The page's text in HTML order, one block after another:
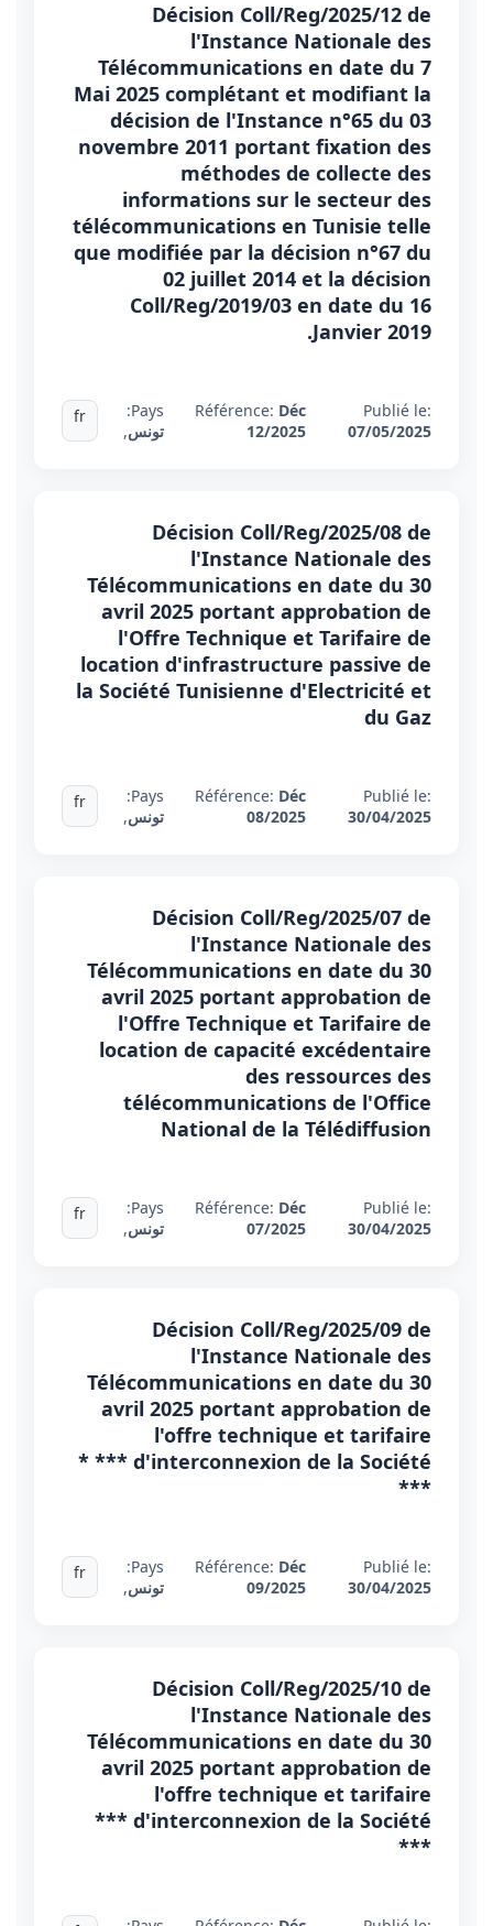
Décision Coll/Reg/2025/12 de
l'Instance Nationale des
Télécommunications en date du 7
Mai 2025 complétant et modifiant la
décision de l'Instance n°65 du 03
novembre 2011 portant fixation des
méthodes de collecte des
informations sur le secteur des
télécommunications en Tunisie telle
que modifiée par la décision n°67 du
02 juillet 2014 et la décision
Coll/Reg/2019/03 en date du 16
Janvier 2019.
Publié le:
07/05/2025
Référence: Déc
12/2025
Pays:
تونس,
fr
Décision Coll/Reg/2025/08 de
l'Instance Nationale des
Télécommunications en date du 30
avril 2025 portant approbation de
l'Offre Technique et Tarifaire de
location d'infrastructure passive de
la Société Tunisienne d'Electricité et
du Gaz
Publié le:
30/04/2025
Référence: Déc
08/2025
Pays:
تونس,
fr
Décision Coll/Reg/2025/07 de
l'Instance Nationale des
Télécommunications en date du 30
avril 2025 portant approbation de
l'Offre Technique et Tarifaire de
location de capacité excédentaire
des ressources des
télécommunications de l'Office
National de la Télédiffusion
Publié le:
30/04/2025
Référence: Déc
07/2025
Pays:
تونس,
fr
Décision Coll/Reg/2025/09 de
l'Instance Nationale des
Télécommunications en date du 30
avril 2025 portant approbation de
l'offre technique et tarifaire
d'interconnexion de la Société *** *
***
Publié le:
30/04/2025
Référence: Déc
09/2025
Pays:
تونس,
fr
Décision Coll/Reg/2025/10 de
l'Instance Nationale des
Télécommunications en date du 30
avril 2025 portant approbation de
l'offre technique et tarifaire
d'interconnexion de la Société ***
***